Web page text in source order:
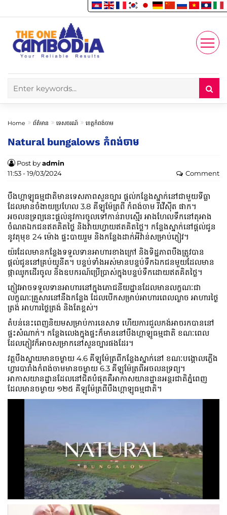
Account
Enjoy
Home ព័ត៌មាន ទេសចរណ៍ ខេត្តកំពង់ចាម
Natural bungalows កំពង់ចាម
Post byadmin
11:53 - 19/03/2024
Comment
បឹងហ្គាឡូធម្មជាតិមានទេសភាពសួនច្បារ ផ្តល់កន្លែងស្នាក់នៅជាមួយទីធ្លា
ដែលមានចំងាយប្រហែល 3.8 គីឡូម៉ែត្រពី កំពង់ចាម រីវើស៊ីត ផាក។
អចលនទ្រព្យនេះផ្តល់នូវការចូលទៅកាន់រាបស្មើរ អាងហែលទឹកនៅតុអាង
ចំណតឯកជនឥតគិតថ្លៃ និងវ៉ាយហ្វាយឥតគិតថ្លៃ។ កន្លែងស្នាក់នៅផ្តល់ជូន
នូវតុមុខ 24 ម៉ោង ផ្ទះបាយរួម និងកន្លែងដាក់អីវ៉ាន់សម្រាប់ភ្ញៀវ។
យ៉រដែលមានកន្លែងទទួលទានអាហារខាងក្រៅ និងទិដ្ឋភាពបឹងត្រូវបាន
ផ្តល់ជូននៅគ្រប់យូនីត។ បន្ទប់ទាំងអស់មានបន្ទប់ទឹកឯកជនមួយដែលមាន
ផ្កាឈូកដើរចូល និងឧបករណ៍ប្រើប្រាស់ក្នុងបន្ទប់ទឹកដោយឥតគិតថ្លៃ។
ភ្ញៀវអាចទទួលទានអាហារនៅក្នុងភោជនីយដ្ឋានដែលមានលក្ខណៈជា
លក្ខណៈគ្រួសារនៅនឹងកន្លែង ដែលបើកសម្រាប់អាហារពេលល្ងាច អាហារថ្ងៃ
ត្រង់ អាហារថ្ងៃត្រង់ និងតែខ្ពស់។
តំបន់នេះពេញនិយមសម្រាប់ការនេសាទ ហើយការជួលកង់អាចរកបាននៅ
ផ្ទះសំណាក់។ កន្លែងលេងក្នុងផ្ទះក៏មាននៅបឹងហ្គាឡូធម្មជាតិ ខណៈពេល
ដែលភ្ញៀវក៏អាចសម្រាកនៅសួនច្បារផងដែរ។
វត្តបឹងស្នាយមានចម្ងាយ 4.6 គីឡូម៉ែត្រពីកន្លែងស្នាក់នៅ ខណៈបង្គោលភ្លើង
ហ្វារបារាំងកំពង់ចាមមានចម្ងាយ 6.3 គីឡូម៉ែត្រពីអចលនទ្រព្យ។
អាកាសយានដ្ឋានដែលនៅជិតបំផុតគឺអាកាសយានដ្ឋានអន្តរជាតិភ្នំពេញ
ដែលមានចម្ងាយ ១២៥ គីឡូម៉ែត្រពីបឹងហ្គាឡូធម្មជាតិ។